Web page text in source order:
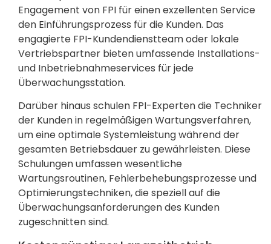
Engagement von FPI für einen exzellenten Service
den Einführungsprozess für die Kunden. Das
engagierte FPI-Kundendienstteam oder lokale
Vertriebspartner bieten umfassende Installations-
und Inbetriebnahmeservices für jede
Überwachungsstation.
Darüber hinaus schulen FPI-Experten die Techniker
der Kunden in regelmäßigen Wartungsverfahren,
um eine optimale Systemleistung während der
gesamten Betriebsdauer zu gewährleisten. Diese
Schulungen umfassen wesentliche
Wartungsroutinen, Fehlerbehebungsprozesse und
Optimierungstechniken, die speziell auf die
Überwachungsanforderungen des Kunden
zugeschnitten sind.